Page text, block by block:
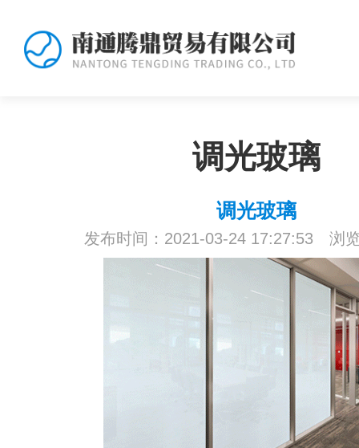
调光玻璃
调光玻璃
发布时间：2021-03-24 17:27:53 浏